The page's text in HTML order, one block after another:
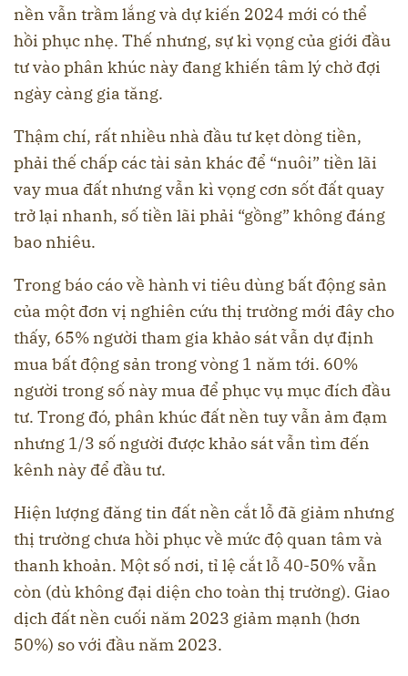
nền vẫn trầm lắng và dự kiến 2024 mới có thể
hồi phục nhẹ. Thế nhưng, sự kì vọng của giới đầu
tư vào phân khúc này đang khiến tâm lý chờ đợi
ngày càng gia tăng.
Thậm chí, rất nhiều nhà đầu tư kẹt dòng tiền,
phải thế chấp các tài sản khác để “nuôi” tiền lãi
vay mua đất nhưng vẫn kì vọng cơn sốt đất quay
trở lại nhanh, số tiền lãi phải “gồng” không đáng
bao nhiêu.
Trong báo cáo về hành vi tiêu dùng bất động sản
của một đơn vị nghiên cứu thị trường mới đây cho
thấy, 65% người tham gia khảo sát vẫn dự định
mua bất động sản trong vòng 1 năm tới. 60%
người trong số này mua để phục vụ mục đích đầu
tư. Trong đó, phân khúc đất nền tuy vẫn ảm đạm
nhưng 1/3 số người được khảo sát vẫn tìm đến
kênh này để đầu tư.
Hiện lượng đăng tin đất nền cắt lỗ đã giảm nhưng
thị trường chưa hồi phục về mức độ quan tâm và
thanh khoản. Một số nơi, tỉ lệ cắt lỗ 40-50% vẫn
còn (dù không đại diện cho toàn thị trường). Giao
dịch đất nền cuối năm 2023 giảm mạnh (hơn
50%) so với đầu năm 2023.